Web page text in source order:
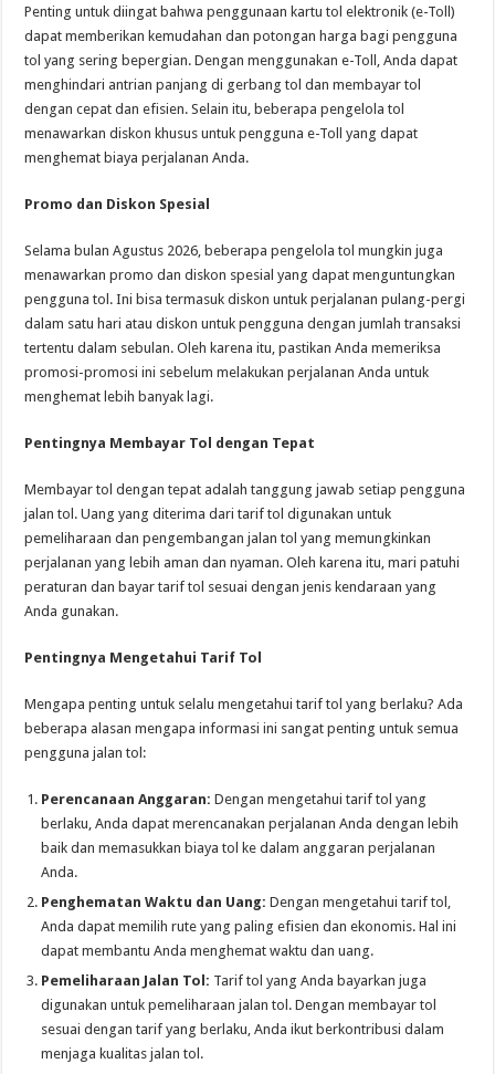
Penting untuk diingat bahwa penggunaan kartu tol elektronik (e-Toll)
dapat memberikan kemudahan dan potongan harga bagi pengguna
tol yang sering bepergian. Dengan menggunakan e-Toll, Anda dapat
menghindari antrian panjang di gerbang tol dan membayar tol
dengan cepat dan efisien. Selain itu, beberapa pengelola tol
menawarkan diskon khusus untuk pengguna e-Toll yang dapat
menghemat biaya perjalanan Anda.
Promo dan Diskon Spesial
Selama bulan Agustus 2026, beberapa pengelola tol mungkin juga
menawarkan promo dan diskon spesial yang dapat menguntungkan
pengguna tol. Ini bisa termasuk diskon untuk perjalanan pulang-pergi
dalam satu hari atau diskon untuk pengguna dengan jumlah transaksi
tertentu dalam sebulan. Oleh karena itu, pastikan Anda memeriksa
promosi-promosi ini sebelum melakukan perjalanan Anda untuk
menghemat lebih banyak lagi.
Pentingnya Membayar Tol dengan Tepat
Membayar tol dengan tepat adalah tanggung jawab setiap pengguna
jalan tol. Uang yang diterima dari tarif tol digunakan untuk
pemeliharaan dan pengembangan jalan tol yang memungkinkan
perjalanan yang lebih aman dan nyaman. Oleh karena itu, mari patuhi
peraturan dan bayar tarif tol sesuai dengan jenis kendaraan yang
Anda gunakan.
Pentingnya Mengetahui Tarif Tol
Mengapa penting untuk selalu mengetahui tarif tol yang berlaku? Ada
beberapa alasan mengapa informasi ini sangat penting untuk semua
pengguna jalan tol:
Perencanaan Anggaran: Dengan mengetahui tarif tol yang
berlaku, Anda dapat merencanakan perjalanan Anda dengan lebih
baik dan memasukkan biaya tol ke dalam anggaran perjalanan
Anda.
Penghematan Waktu dan Uang: Dengan mengetahui tarif tol,
Anda dapat memilih rute yang paling efisien dan ekonomis. Hal ini
dapat membantu Anda menghemat waktu dan uang.
Pemeliharaan Jalan Tol: Tarif tol yang Anda bayarkan juga
digunakan untuk pemeliharaan jalan tol. Dengan membayar tol
sesuai dengan tarif yang berlaku, Anda ikut berkontribusi dalam
menjaga kualitas jalan tol.